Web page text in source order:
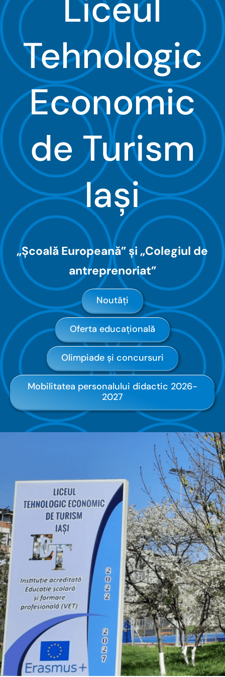
Organizare
Proiecte
Elevi
Despre noi
Contact
Liceul
Tehnologic
Economic
de Turism
Iaşi
„Școală Europeană” și „Colegiul de
antreprenoriat”
Noutăți
Oferta educațională
Olimpiade și concursuri
Mobilitatea personalului didactic 2026-
2027